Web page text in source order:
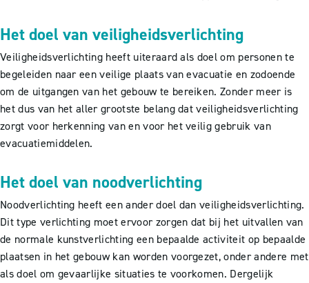
Het doel van veiligheidsverlichting
Veiligheidsverlichting heeft uiteraard als doel om personen te
begeleiden naar een veilige plaats van evacuatie en zodoende
om de uitgangen van het gebouw te bereiken. Zonder meer is
het dus van het aller grootste belang dat veiligheidsverlichting
zorgt voor herkenning van en voor het veilig gebruik van
evacuatiemiddelen.
Het doel van noodverlichting
Noodverlichting heeft een ander doel dan veiligheidsverlichting.
Dit type verlichting moet ervoor zorgen dat bij het uitvallen van
de normale kunstverlichting een bepaalde activiteit op bepaalde
plaatsen in het gebouw kan worden voorgezet, onder andere met
als doel om gevaarlijke situaties te voorkomen. Dergelijk